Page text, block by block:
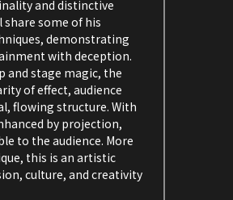
and distinctive
share some of his
demonstrating
with deception.
and stage magic, the
of effect, audience
flowing structure. With
by projection,
to the audience. More
this is an artistic
culture, and creativity